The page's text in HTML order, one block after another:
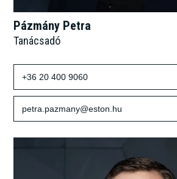
Pázmány Petra
Tanácsadó
+36 20 400 9060
petra.pazmany@eston.hu